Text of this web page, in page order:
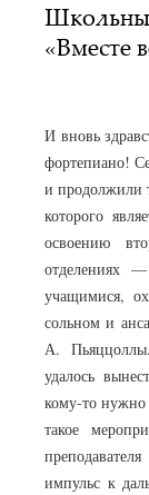
«Вместе
И вновь
фортепиано!
и продолжили
которого
освоению
отделениях
учащимися,
сольном и
А.
удалось
кому-то нужно
такое
импульс к